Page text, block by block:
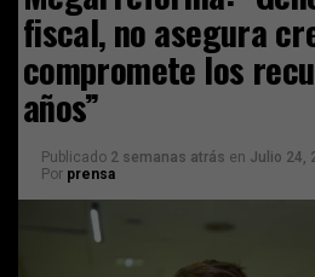
fiscal, no asegura
compromete los
años”
Publicado 2 semanas atrás en Julio 24,
Por prensa